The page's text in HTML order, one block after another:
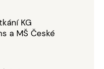
KG
a MŠ České